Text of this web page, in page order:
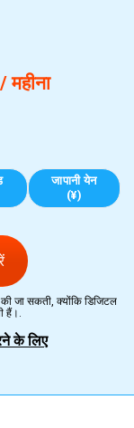
/ महीना
जापानी येन
(¥)
जा सकती, क्योंकि डिजिटल
हैं।.
के लिए